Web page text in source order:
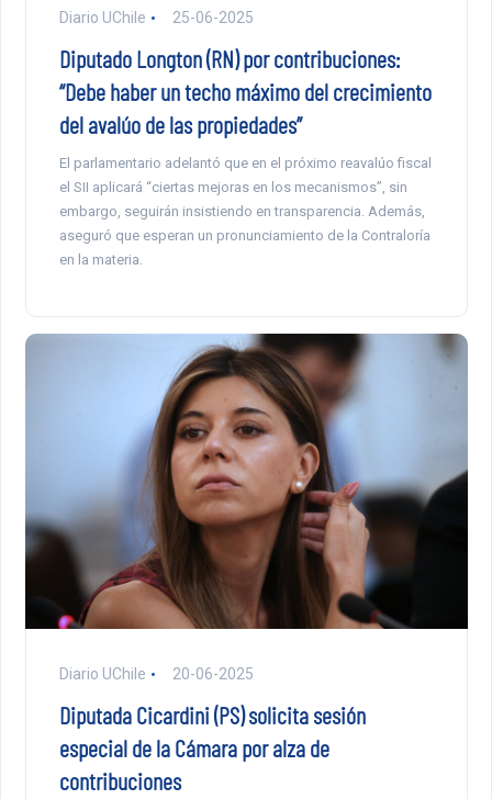
Diario UChile 25-06-2025
Diputado Longton (RN) por contribuciones:
“Debe haber un techo máximo del crecimiento
del avalúo de las propiedades”
El parlamentario adelantó que en el próximo reavalúo fiscal
el SII aplicará “ciertas mejoras en los mecanismos”, sin
embargo, seguirán insistiendo en transparencia. Además,
aseguró que esperan un pronunciamiento de la Contraloría
en la materia.
Diario UChile 20-06-2025
Diputada Cicardini (PS) solicita sesión
especial de la Cámara por alza de
contribuciones